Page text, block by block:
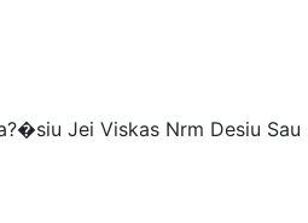
Jei Viskas Nrm Desiu